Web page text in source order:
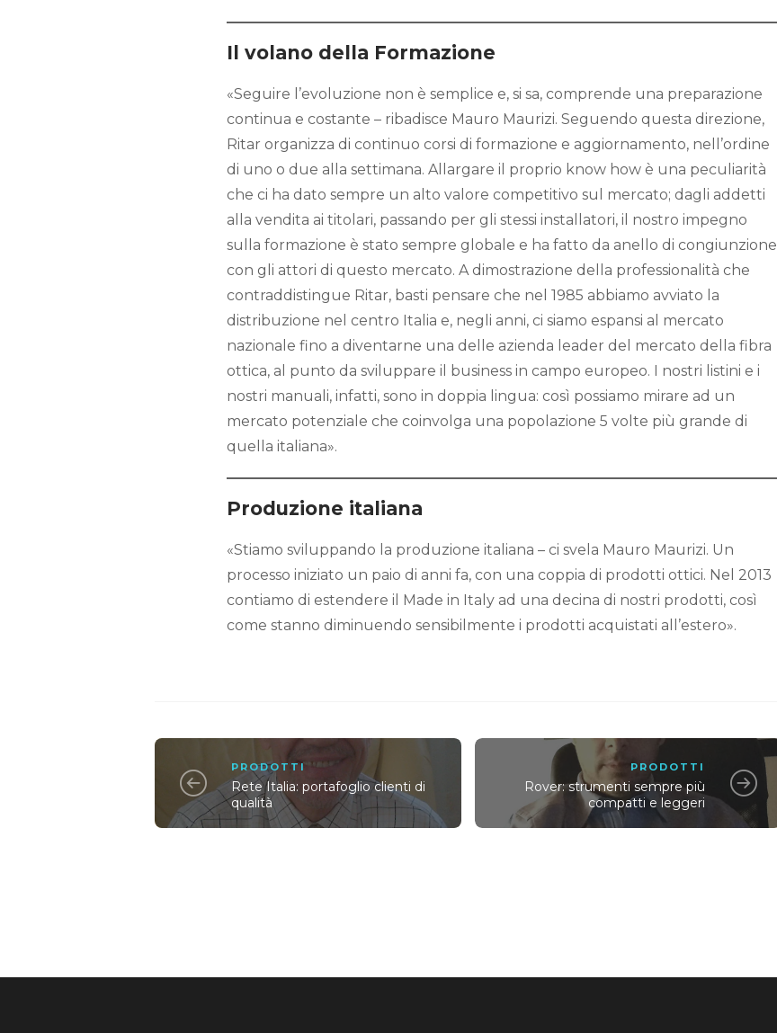
Il volano della Formazione
«Seguire l’evoluzione non è semplice e, si sa, comprende una preparazione
continua e costante – ribadisce Mauro Maurizi. Seguendo questa direzione,
Ritar organizza di continuo corsi di formazione e aggiornamento, nell’ordine
di uno o due alla settimana. Allargare il proprio know how è una peculiarità
che ci ha dato sempre un alto valore competitivo sul mercato; dagli addetti
alla vendita ai titolari, passando per gli stessi installatori, il nostro impegno
sulla formazione è stato sempre globale e ha fatto da anello di congiunzione
con gli attori di questo mercato. A dimostrazione della professionalità che
contraddistingue Ritar, basti pensare che nel 1985 abbiamo avviato la
distribuzione nel centro Italia e, negli anni, ci siamo espansi al mercato
nazionale fino a diventarne una delle azienda leader del mercato della fibra
ottica, al punto da sviluppare il business in campo europeo. I nostri listini e i
nostri manuali, infatti, sono in doppia lingua: così possiamo mirare ad un
mercato potenziale che coinvolga una popolazione 5 volte più grande di
quella italiana».
Produzione italiana
«Stiamo sviluppando la produzione italiana – ci svela Mauro Maurizi. Un
processo iniziato un paio di anni fa, con una coppia di prodotti ottici. Nel 2013
contiamo di estendere il Made in Italy ad una decina di nostri prodotti, così
come stanno diminuendo sensibilmente i prodotti acquistati all’estero».
PRODOTTI
Rete Italia: portafoglio clienti di
qualità
PRODOTTI
Rover: strumenti sempre più
compatti e leggeri